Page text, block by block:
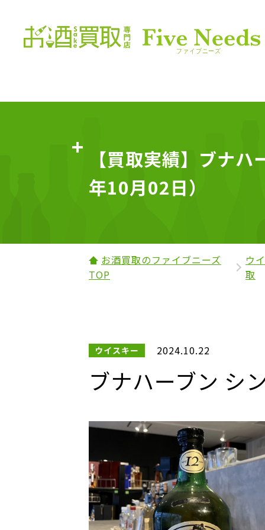
【買取実績】ブナ
年10月02日）
お酒買取のファイブニーズ
TOP
ウ
取
ウイスキー 2024.10.22
ブナハーブン シ